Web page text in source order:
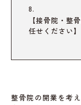
【接骨院・整
任せください】
整骨院の開業を考